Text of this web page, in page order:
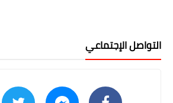
التواصل الإجتماعي